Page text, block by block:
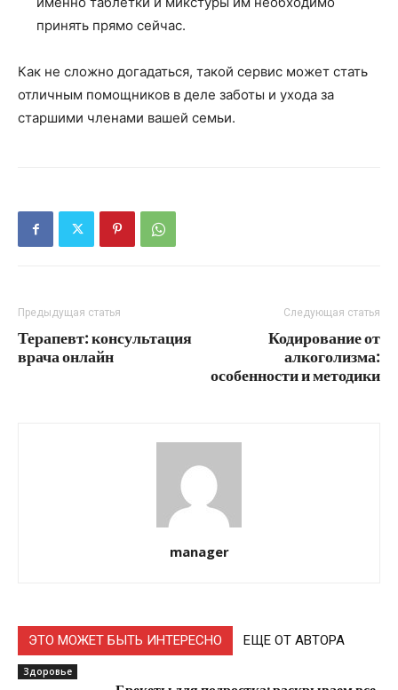
принять прямо сейчас.
Как не сложно догадаться, такой сервис может стать
отличным помощников в деле заботы и ухода за
старшими членами вашей семьи.
Предыдущая статья
Терапевт: консультация
врача онлайн
Следующая статья
Кодирование от
алкоголизма:
особенности и методики
manager
ЭТО МОЖЕТ БЫТЬ ИНТЕРЕСНО ЕЩЕ ОТ АВТОРА
Здоровье